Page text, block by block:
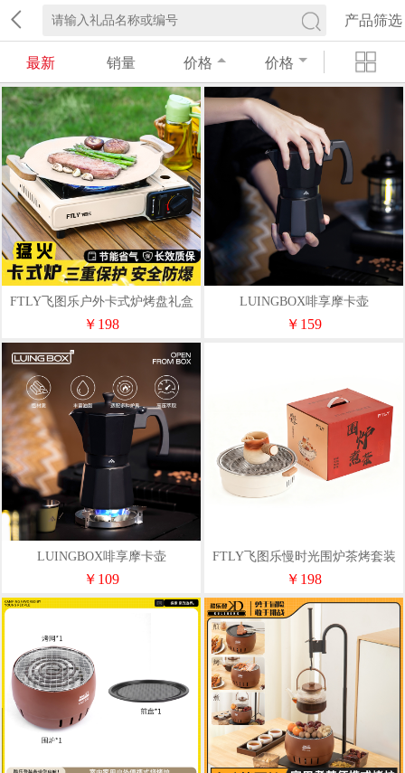
产品筛选
最新 销量 价格 价格
FTLY飞图乐户外卡式炉烤盘礼盒
套装KSL00T
￥198
LUINGBOX啡享摩卡壶
300mlLB33090102
￥159
LUINGBOX啡享摩卡壶
150mlLB33091101
￥109
FTLY飞图乐慢时光围炉茶烤套装
WLTZ0701
￥198